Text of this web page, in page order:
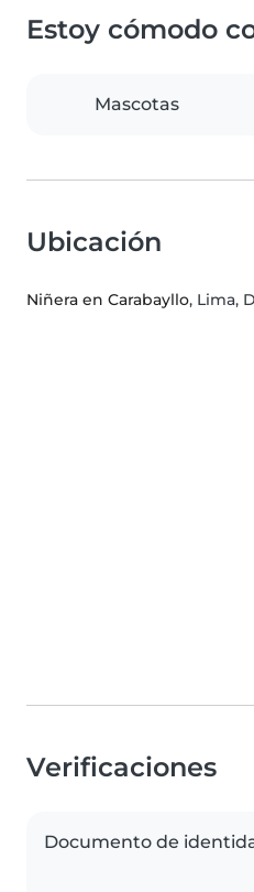
Estoy cómodo
Mascotas
Ubicación
Niñera en Carabayllo, Lima,
Verificaciones
Documento de